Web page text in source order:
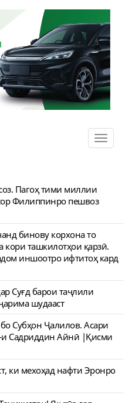
Toggle
Пагоҳ тими миллии
Филиппинро пешвоз
бинову корхона то
кори ташкилотҳои қарзӣ.
иншоотро ифтитоҳ кард
Суғд барои таҷлили
шудааст
Субҳон Ҷалилов. Асари
и Садриддин Айнӣ |Қисми
ки мехоҳад нафти Эронро